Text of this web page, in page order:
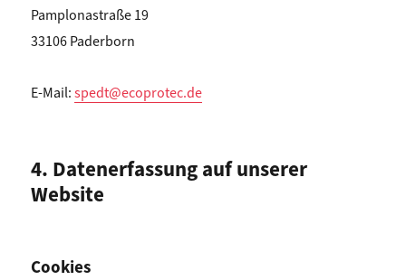
Pamplonastraße 19
33106 Paderborn
E-Mail:spedt@ecoprotec.de
4. Datenerfassung auf unserer
Website
Cookies